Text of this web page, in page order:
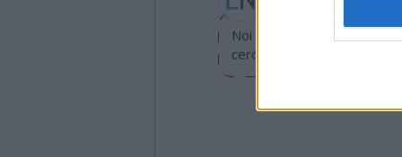
Noi di LegnanoNews
cerchiamo di essere